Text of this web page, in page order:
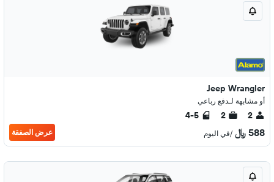
Jeep Wrangler
أو مشابهة لـدفع رباعي
2
2
4-5
588 ﷼ /في اليوم عرض الصفقة